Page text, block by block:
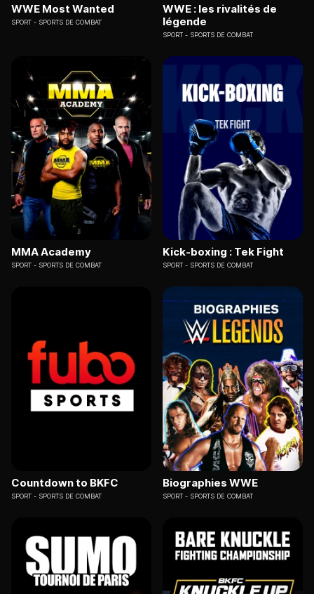
WWE Most Wanted
SPORT SPORTS DE COMBAT
WWE : les rivalités de
légende
SPORT SPORTS DE COMBAT
MMA Academy
SPORT SPORTS DE COMBAT
Kick-boxing : Tek Fight
SPORT SPORTS DE COMBAT
Countdown to BKFC
SPORT SPORTS DE COMBAT
Biographies WWE
SPORT SPORTS DE COMBAT